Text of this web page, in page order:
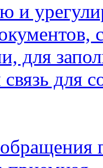
и
для
связь для